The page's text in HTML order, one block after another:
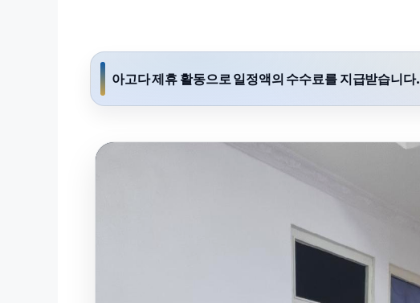
아고다 제휴 활동으로 일정액의 수수료를 지급받습니다.